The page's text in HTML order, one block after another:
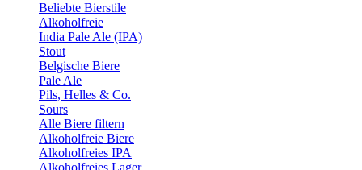
Beliebte Bierstile
Alkoholfreie
India Pale Ale (IPA)
Stout
Belgische Biere
Pale Ale
Pils, Helles & Co.
Sours
Alle Biere filtern
Alkoholfreie Biere
Alkoholfreies IPA